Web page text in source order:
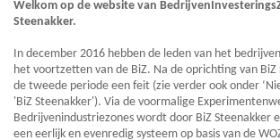
Welkom op de website van
Steenakker.
In december 2016 hebben de leden van het
het voortzetten van de BiZ. Na de oprichting van BiZ
de tweede periode een feit (zie verder ook onder
'BiZ Steenakker'). Via de voormalige
Bedrijvenindustriezones wordt door BiZ Steenakker
een eerlijk en evenredig systeem op basis van de